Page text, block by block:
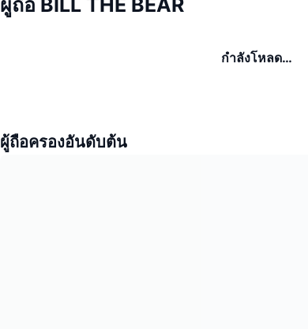
ผู้ถือ BILL THE BEAR
กำลังโหลด…
ผู้ถือครองอันดับต้น